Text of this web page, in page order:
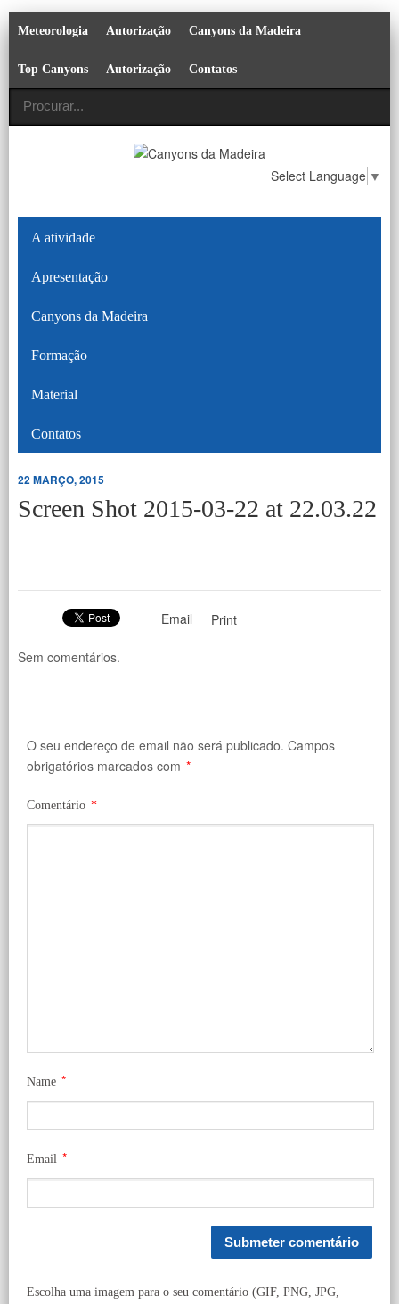
Meteorologia Autorização Canyons da Madeira
Top Canyons Autorização Contatos
Select Language ▼
A atividade
Apresentação
Canyons da Madeira
Formação
Material
Contatos
22 MARÇO, 2015
Screen Shot 2015-03-22 at 22.03.22
Email Print
Sem comentários.
O seu endereço de email não será publicado. Campos
obrigatórios marcados com *
Comentário *
Name *
Email *
Escolha uma imagem para o seu comentário (GIF, PNG, JPG,